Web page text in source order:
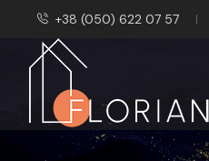
+38 (050) 622 07 57